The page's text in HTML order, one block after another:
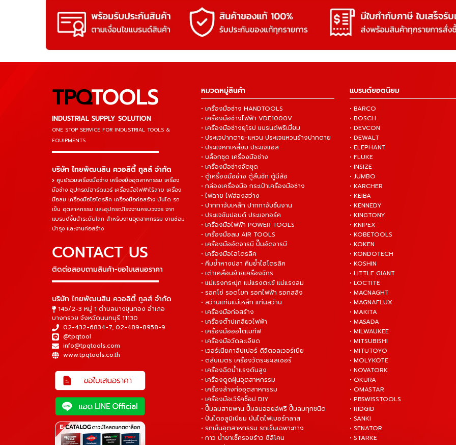
TPQTOOLS
INDUSTRIAL SUPPLY SOLUTION
ONE STOP SERVICE FOR INDUSTRIAL TOOLS &
EQUIPMENTS
▬▬▬▬▬▬▬▬▬▬▬▬▬▬▬
บริษัท ไทยพัฒนสิน ควอลิตี้ ทูลส์ จำกัด
ศูนย์รวมเครื่องมือช่าง เครื่องมืออุตสาหกรรม เครื่อง
มือช่าง อุปกรณ์ฮาร์ดแวร์ เครื่องมือไฟฟ้าไร้สาย เครื่อง
มือลม เครื่องมือไฮโดรลิค เครื่องมือก่อสร้าง บันได รถ
เข็น อุตสาหกรรม และอุปกรณ์โรงงานครบวงจร จาก
แบรนด์ชั้นนำระดับโลก สำหรับงานอุตสาหกรรม งานซ่อม
บำรุง และงานก่อสร้าง
CONTACT US
ติดต่อสอบถามสินค้า-ขอใบเสนอราคา
▬▬▬▬▬▬▬▬▬▬▬▬▬▬▬
บริษัท ไทยพัฒนสิน ควอลิตี้ ทูลส์ จำกัด
145/2-3 หมู่ 1 ตำบลบางขุนกอง อำเภอ
บางกรวย จังหวัดนนทบุรี 11130
02-432-6834-7, 02-489-8958-9
@tpqtool
info@tpqtools.com
www.tpqtools.co.th
หมวดหมู่สินค้า
• เครื่องมือช่าง HANDTOOLS
• เครื่องมือช่างไฟฟ้า VDE1000V
• เครื่องมือช่างยุโรป แบรนด์พรีเมี่ยม
• ประแจปากตาย-แหวน ประแจแหวนข้างปากตาย
• ประแจหกเหลี่ยม ประแจแอล
• บล็อกชุด เครื่องมือช่าง
• เครื่องมือช่างจัดชุด
• ตู้เครื่องมือช่าง ตู้ลิ้นชัก ตู้มีล้อ
• กล่องเครื่องมือ กระเป๋าเครื่องมือช่าง
• ไฟฉาย ไฟส่องสว่าง
• ปากกาจับเหล็ก ปากกาจับชิ้นงาน
• ประแจขันปอนด์ ประแจทอร์ค
• เครื่องมือไฟฟ้า POWER TOOLS
• เครื่องมือลม AIR TOOLS
• เครื่องมืออัดจารบี ปั๊มอัดจารบี
• เครื่องมือไฮโดรลิค
• คีมย้ำหางปลา คีมย้ำไฮโดรลิค
• เต่าเคลื่อนย้ายเครื่องจักร
• แม่แรงกระปุก แม่แรงตะเข้ แม่แรงลม
• รอกโซ่ รอดโยก รอกไฟฟ้า รอกสลิง
• สว่านแท่นแม่เหล็ก แท่นสว่าน
• เครื่องมือก่อสร้าง
• เครื่องต๊าปเกลียวไฟฟ้า
• เครื่องมือออโตเมทีฟ
• เครื่องมือวัดละเอียด
• เวอร์เนียคาลิปเปอร์ ดิจิตอลเวอร์เนีย
• ตลับเมตร เครื่องวัดระยะเลเซอร์
• เครื่องฉีดน้ำแรงดันสูง
• เครื่องดูดฝุ่นอุตสาหกรรม
• เครื่องล้างท่ออุตสาหกรรม
• เครื่องมือเวิร์คช็อป DIY
• ปั๊มลมสายพาน ปั๊มลมออยล์ฟรี ปั๊มลมทุกชนิด
• ปันไดอลูมิเนียม บันไดไฟเบอร์กลาส
• รถเข็นอุตสาหกรรม รถเข็นเฉพาะทาง
• กาว น้ำยาเช็ครอยร้าว ซิลิโคน
แบรนด์ยอดนิยม
• BARCO
• BOSCH
• DEVCON
• DEWALT
• ELEPHANT
• FLUKE
• INSIZE
• JUMBO
• KARCHER
• KEIBA
• KENNEDY
• KINGTONY
• KNIPEX
• KOBETOOLS
• KOKEN
• KONDOTECH
• KOSHIN
• LITTLE GIANT
• LOCTITE
• MACNAGHT
• MAGNAFLUX
• MAKITA
• MASADA
• MILWAUKEE
• MITSUBISHI
• MITUTOYO
• MOLYKOTE
• NOVATORK
• OKURA
• OMASTAR
• PBSWISSTOOLS
• RIDGID
• SANKI
• SENATOR
• STARKE